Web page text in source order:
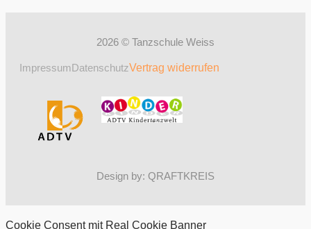
2026 © Tanzschule Weiss
ImpressumDatenschutzVertrag widerrufen
Design by: QRAFTKREIS
Cookie Consent mit Real Cookie Banner